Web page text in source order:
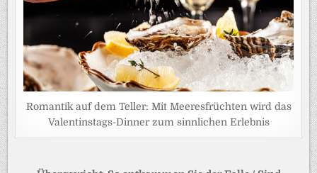
Romantik auf dem Teller: Mit Meeresfrüchten wird das
Valentinstags-Dinner zum sinnlichen Erlebnis